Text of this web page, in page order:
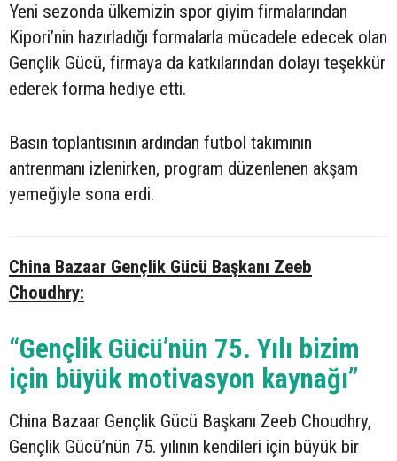
Yeni sezonda ülkemizin spor giyim firmalarından
Kipori’nin hazırladığı formalarla mücadele edecek olan
Gençlik Gücü, firmaya da katkılarından dolayı teşekkür
ederek forma hediye etti.
Basın toplantısının ardından futbol takımının
antrenmanı izlenirken, program düzenlenen akşam
yemeğiyle sona erdi.
China Bazaar Gençlik Gücü Başkanı Zeeb
Choudhry:
“Gençlik Gücü’nün 75. Yılı bizim
için büyük motivasyon kaynağı”
China Bazaar Gençlik Gücü Başkanı Zeeb Choudhry,
Gençlik Gücü’nün 75. yılının kendileri için büyük bir